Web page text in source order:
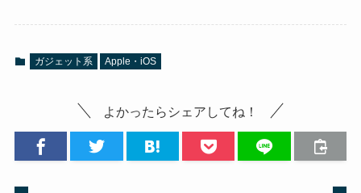
ガジェット系 Apple・iOS
よかったらシェアしてね！